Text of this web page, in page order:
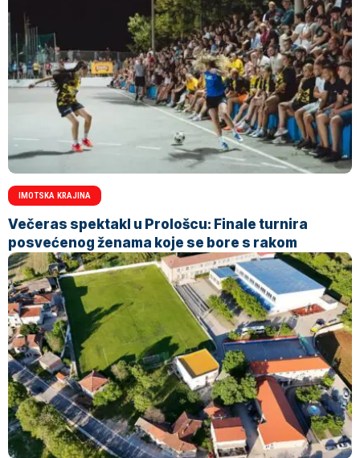
IMOTSKA KRAJINA
Večeras spektakl u Prološcu: Finale turnira
posvećenog ženama koje se bore s rakom